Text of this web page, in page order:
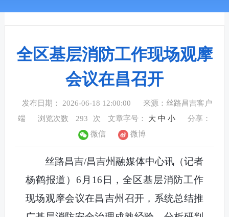
全区基层消防工作现场观摩
会议在昌召开
发布日期： 2026-06-18 12:00:00
来源：丝路昌吉客户
端
浏览次数 293 次 文章字号： 大 中 小
分享：
微信
微博
丝路昌吉/昌吉州融媒体中心讯（记者
杨鹤报道 ）6月16日，全区基层消防工作
现场观摩会议在昌吉州召开，系统总结推